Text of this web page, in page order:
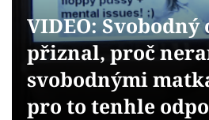
Videa
Sledujte prima+
VIDEO: Svobodný
přiznal, proč
svobodnými
pro to tenhle